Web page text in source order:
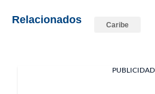
Relacionados Caribe
PUBLICIDAD